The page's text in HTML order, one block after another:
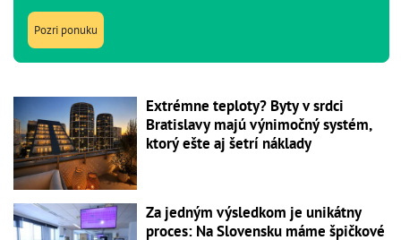
Pozri ponuku
Extrémne teploty? Byty v srdci
Bratislavy majú výnimočný systém,
ktorý ešte aj šetrí náklady
Za jedným výsledkom je unikátny
proces: Na Slovensku máme špičkové